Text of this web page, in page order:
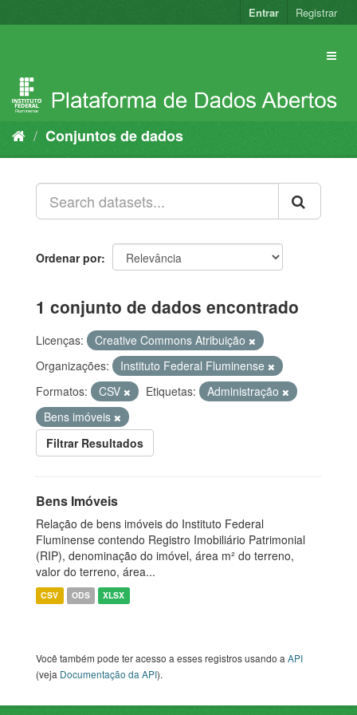
para
Entrar Registrar
Conjuntos de dados
Ordenar por
1 conjunto de dados encontrado
Licenças:
Creative Commons Atribuição
Organizações:
Instituto Federal Fluminense
Formatos:
CSV Etiquetas:
Administração
Bens imóveis
Filtrar Resultados
Bens Imóveis
Relação de bens imóveis do Instituto Federal
Fluminense contendo Registro Imobiliário Patrimonial
(RIP), denominação do imóvel, área m² do terreno,
valor do terreno, área...
CSV ODS XLSX
Você também pode ter acesso a esses registros usando aAPI
(veja Documentação da API).